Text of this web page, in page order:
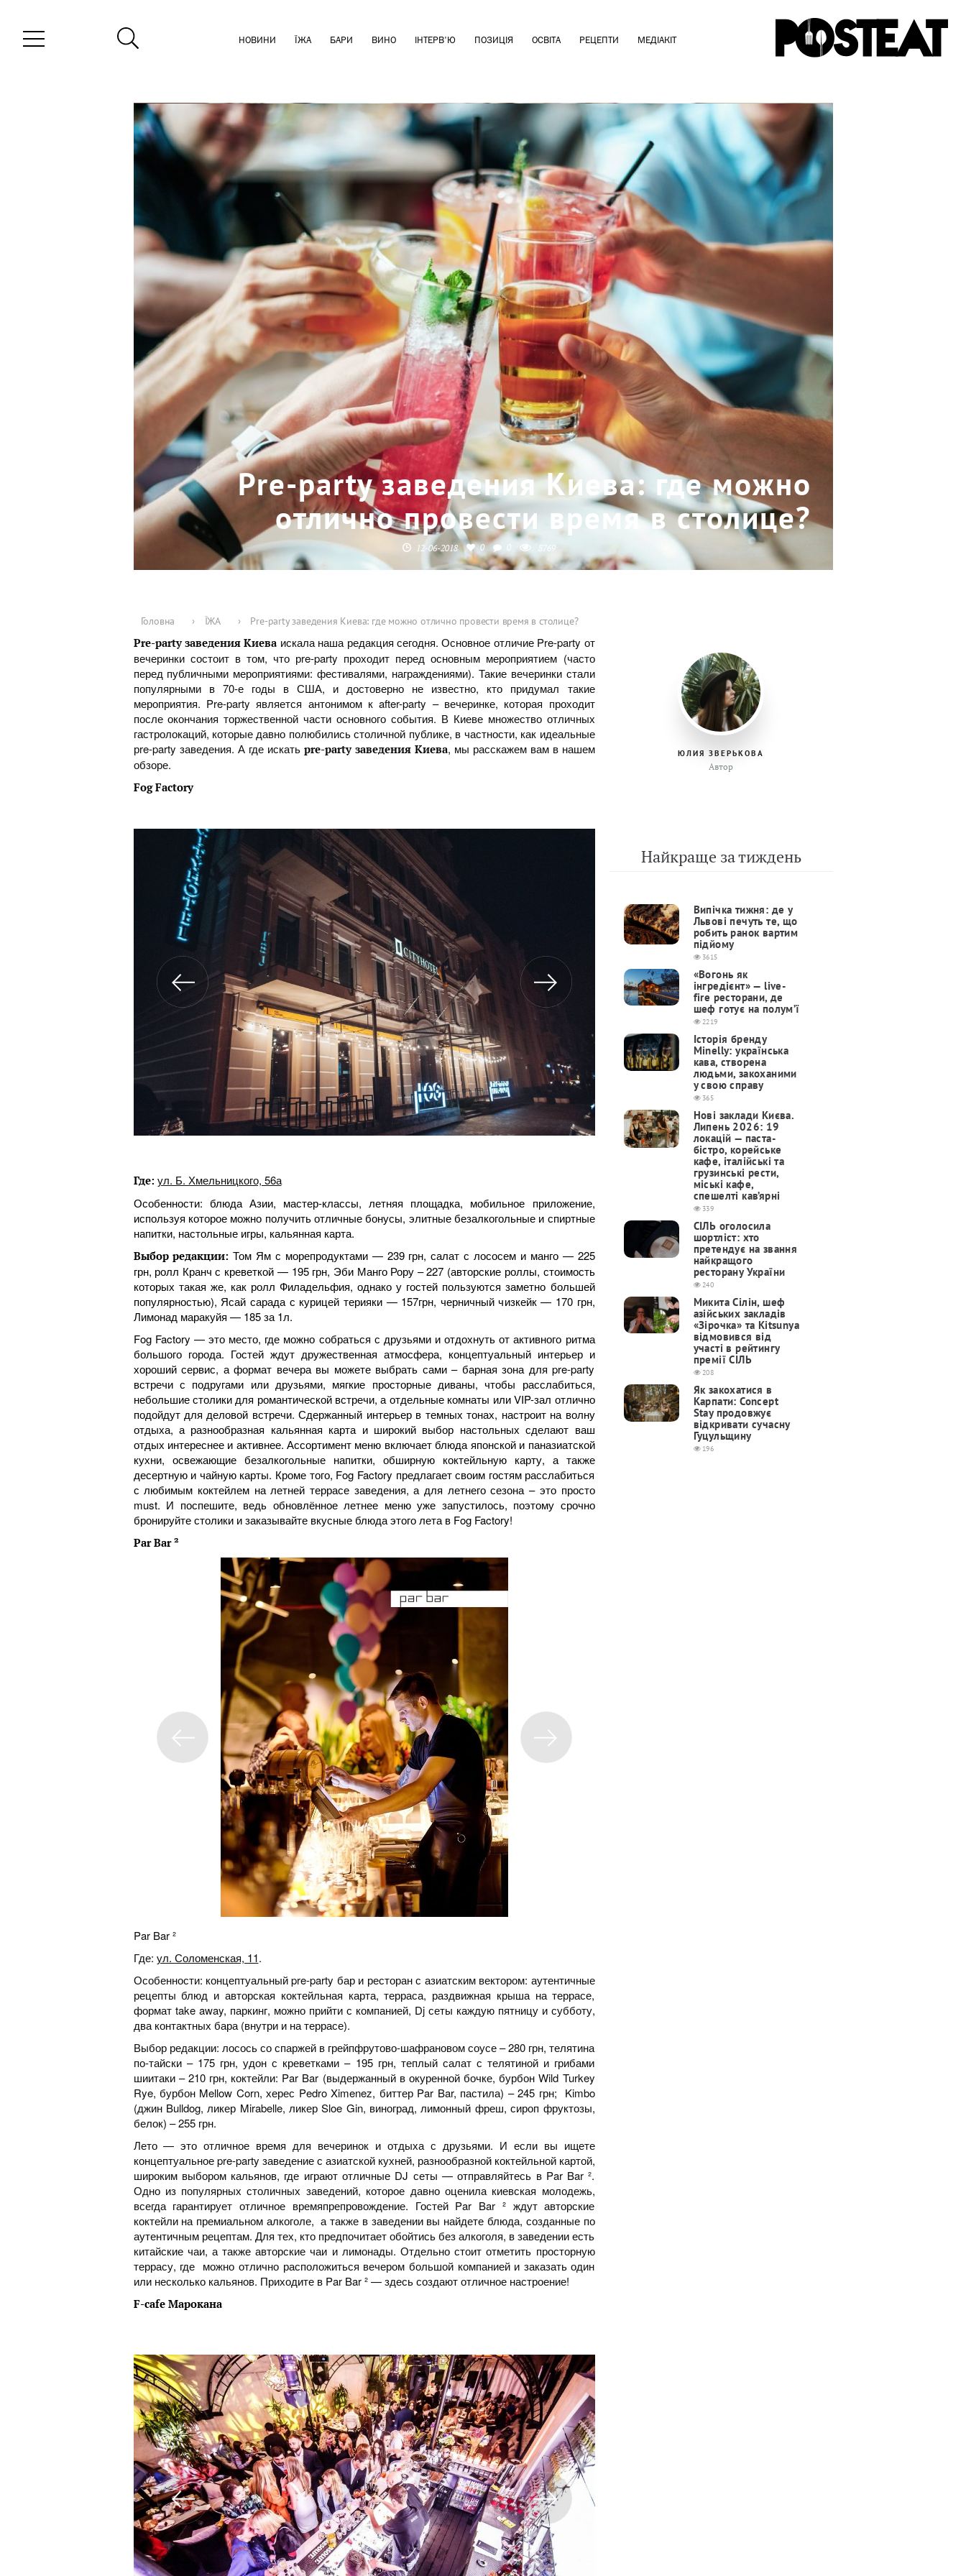
НОВИНИ ЇЖА БАРИ ВИНО ІНТЕРВ'Ю ПОЗИЦІЯ ОСВІТА РЕЦЕПТИ МЕДІАКІТ
Pre-party заведения Киева: где можно
отлично провести время в столице?
12-06-2018 0 0 8769
Головна › ЇЖА › Pre-party заведения Киева: где можно отлично провести время в столице?
Pre-party заведения Киева искала наша редакция сегодня. Основное отличие Pre-party от
вечеринки состоит в том, что рre-party проходит перед основным мероприятием (часто
перед публичными мероприятиями: фестивалями, награждениями). Такие вечеринки стали
популярными в 70-е годы в США, и достоверно не известно, кто придумал такие
мероприятия. Pre-party является антонимом к after-party – вечеринке, которая проходит
после окончания торжественной части основного события. В Киеве множество отличных
гастролокаций, которые давно полюбились столичной публике, в частности, как идеальные
рre-party заведения. А где искать рre-party заведения Киева, мы расскажем вам в нашем
обзоре.
Fog Factory
Где: ул. Б. Хмельницкого, 56а
Особенности: блюда Азии, мастер-классы, летняя площадка, мобильное приложение,
используя которое можно получить отличные бонусы, элитные безалкогольные и спиртные
напитки, настольные игры, кальянная карта.
Выбор редакции: Том Ям с морепродуктами — 239 грн, салат с лососем и манго — 225
грн, ролл Кранч с креветкой — 195 грн, Эби Манго Рору – 227 (авторские роллы, стоимость
которых такая же, как ролл Филадельфия, однако у гостей пользуются заметно большей
популярностью), Ясай сарада с курицей терияки — 157грн, черничный чизкейк — 170 грн,
Лимонад маракуйя — 185 за 1л.
Fog Factory — это место, где можно собраться с друзьями и отдохнуть от активного ритма
большого города. Гостей ждут дружественная атмосфера, концептуальный интерьер и
хороший сервис, а формат вечера вы можете выбрать сами – барная зона для pre-party
встречи с подругами или друзьями, мягкие просторные диваны, чтобы расслабиться,
небольшие столики для романтической встречи, а отдельные комнаты или VIP-зал отлично
подойдут для деловой встречи. Сдержанный интерьер в темных тонах, настроит на волну
отдыха, а разнообразная кальянная карта и широкий выбор настольных сделают ваш
отдых интереснее и активнее. Ассортимент меню включает блюда японской и паназиатской
кухни, освежающие безалкогольные напитки, обширную коктейльную карту, а также
десертную и чайную карты. Кроме того, Fog Factory предлагает своим гостям расслабиться
с любимым коктейлем на летней террасе заведения, а для летнего сезона – это просто
must. И поспешите, ведь обновлённое летнее меню уже запустилось, поэтому срочно
бронируйте столики и заказывайте вкусные блюда этого лета в Fog Factory!
Par Bar ²
Par Bar ²
Где: ул. Соломенская, 11.
Особенности: концептуальный pre-party бар и ресторан с азиатским вектором: аутентичные
рецепты блюд и авторская коктейльная карта, терраса, раздвижная крыша на террасе,
формат take away, паркинг, можно прийти с компанией, Dj сеты каждую пятницу и субботу,
два контактных бара (внутри и на террасе).
Выбор редакции: лосось со спаржей в грейпфрутово-шафрановом соусе – 280 грн, телятина
по-тайски – 175 грн, удон с креветками – 195 грн, теплый салат с телятиной и грибами
шиитаки – 210 грн, коктейли: Par Bar (выдержанный в окуренной бочке, бурбон Wild Turkey
Rye, бурбон Mellow Corn, херес Pedro Ximenez, биттер Par Bar, пастила) – 245 грн; Kimbo
(джин Bulldog, ликер Mirabelle, ликер Sloe Gin, виноград, лимонный фреш, сироп фруктозы,
белок) – 255 грн.
Лето — это отличное время для вечеринок и отдыха с друзьями. И если вы ищете
концептуальное pre-party заведение с азиатской кухней, разнообразной коктейльной картой,
широким выбором кальянов, где играют отличные DJ сеты — отправляйтесь в Par Bar ².
Одно из популярных столичных заведений, которое давно оценила киевская молодежь,
всегда гарантирует отличное времяпрепровождение. Гостей Par Bar ² ждут авторские
коктейли на премиальном алкоголе, а также в заведении вы найдете блюда, созданные по
аутентичным рецептам. Для тех, кто предпочитает обойтись без алкоголя, в заведении есть
китайские чаи, а также авторские чаи и лимонады. Отдельно стоит отметить просторную
террасу, где можно отлично расположиться вечером большой компанией и заказать один
или несколько кальянов. Приходите в Par Bar ² — здесь создают отличное настроение!
F-cafe Марокана
ЮЛИЯ ЗВЕРЬКОВА
Автор
Найкраще за тиждень
Випічка тижня: де у
Львові печуть те, що
робить ранок вартим
підйому
3615
«Вогонь як
інгредієнт» — live-
fire ресторани, де
шеф готує на полум’ї
2219
Історія бренду
Minelly: українська
кава, створена
людьми, закоханими
у свою справу
365
Нові заклади Києва.
Липень 2026: 19
локацій — паста-
бістро, корейське
кафе, італійські та
грузинські рести,
міські кафе,
спешелті кав’ярні
339
СІЛЬ оголосила
шортліст: хто
претендує на звання
найкращого
ресторану України
240
Микита Сілін, шеф
азійських закладів
«Зірочка» та Kitsunya
відмовився від
участі в рейтингу
премії СІЛЬ
208
Як закохатися в
Карпати: Concept
Stay продовжує
відкривати сучасну
Гуцульщину
196